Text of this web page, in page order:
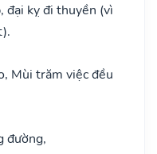
đại kỵ đi thuyền (vì
Mùi trăm việc đều
đường,